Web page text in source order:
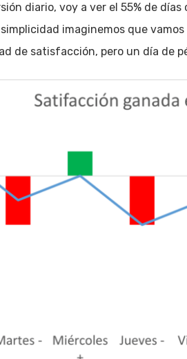
diario, voy a ver el 55% de
imaginemos que
de satisfacción, pero un día de